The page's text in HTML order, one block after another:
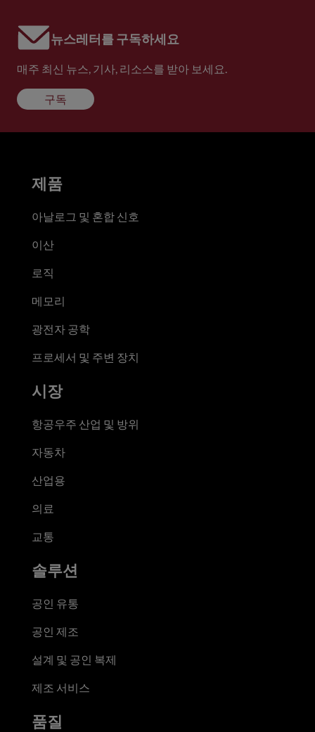
뉴스레터를 구독하세요
매주 최신 뉴스, 기사, 리소스를 받아 보세요.
구독
제품
아날로그 및 혼합 신호
이산
로직
메모리
광전자 공학
프로세서 및 주변 장치
시장
항공우주 산업 및 방위
자동차
산업용
의료
교통
솔루션
공인 유통
공인 제조
설계 및 공인 복제
제조 서비스
품질